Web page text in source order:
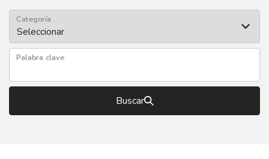
Categoría
Palabra clave
Buscar